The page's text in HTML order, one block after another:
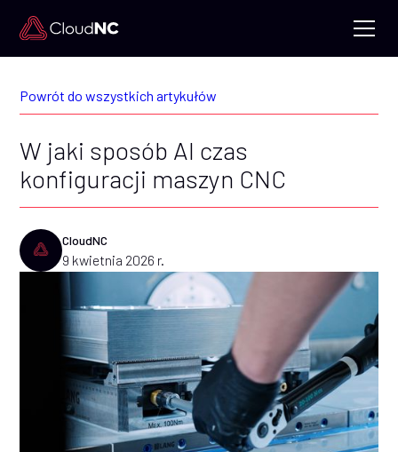
Powrót do wszystkich artykułów
W jaki sposób AI czas
konfiguracji maszyn CNC
CloudNC
9 kwietnia 2026 r.